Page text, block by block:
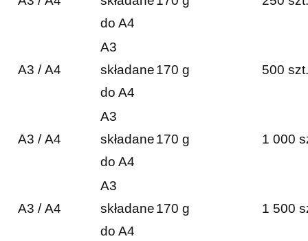
do A4
A3 / A4
A3
składane
do A4
170 g 500 szt.
A3 / A4
A3
składane
do A4
170 g 1 000
A3 / A4
A3
składane
do A4
170 g 1 500